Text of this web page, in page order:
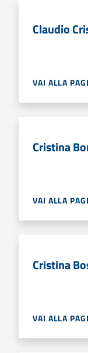
Claudio
VAI ALLA
Cristina
VAI ALLA
Cristina
VAI ALLA